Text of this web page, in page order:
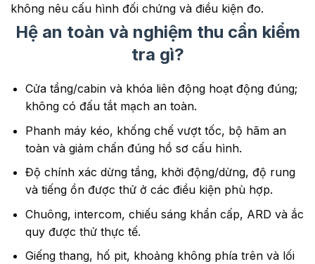
không nêu cấu hình đối chứng và điều kiện đo.
Hệ an toàn và nghiệm thu cần kiểm
tra gì?
Cửa tầng/cabin và khóa liên động hoạt động đúng;
không có đấu tắt mạch an toàn.
Phanh máy kéo, khống chế vượt tốc, bộ hãm an
toàn và giảm chấn đúng hồ sơ cấu hình.
Độ chính xác dừng tầng, khởi động/dừng, độ rung
và tiếng ồn được thử ở các điều kiện phù hợp.
Chuông, intercom, chiếu sáng khẩn cấp, ARD và ắc
quy được thử thực tế.
Giếng thang, hố pit, khoảng không phía trên và lối